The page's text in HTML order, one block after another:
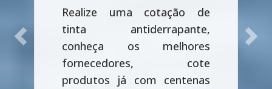
Realize uma cotação de
tinta antiderrapante,
conheça os melhores
fornecedores, cote
produtos já com centenas
Previous Next